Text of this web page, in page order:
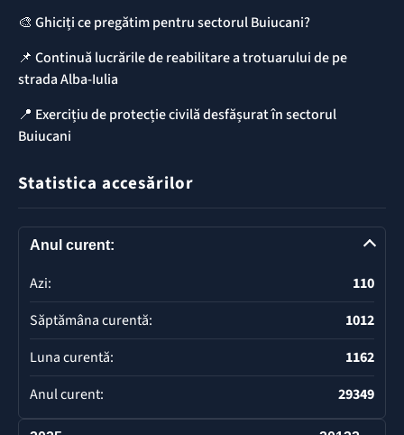
🎨 Ghiciți ce pregătim pentru sectorul Buiucani?
📌 Continuă lucrările de reabilitare a trotuarului de pe
strada Alba-Iulia
📍 Exercițiu de protecție civilă desfășurat în sectorul
Buiucani
Statistica accesărilor
Anul curent:
Azi:
110
Săptămâna curentă:
1012
Luna curentă:
1162
Anul curent:
29349